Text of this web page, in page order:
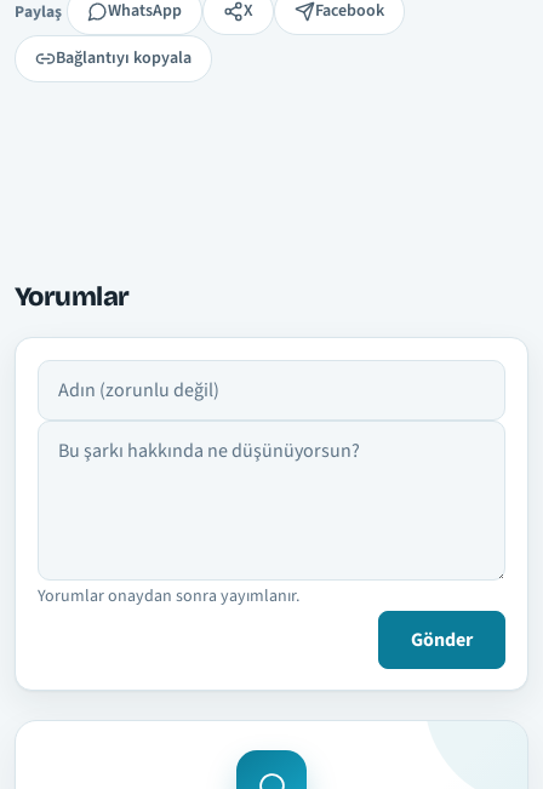
Paylaş WhatsApp X
Facebook
Bağlantıyı kopyala
Yorumlar
Adın
Yorumun
Yorumlar onaydan sonra yayımlanır.
Gönder